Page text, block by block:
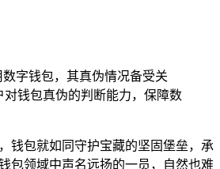
字钱包，其真伪情况备受关
钱包真伪的判断能力，保障数
钱包就如同守护宝藏的坚固堡垒，承
包领域中声名远扬的一员，自然也难